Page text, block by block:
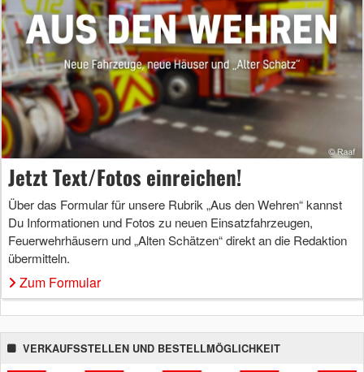
Jetzt Text/Fotos einreichen!
Über das Formular für unsere Rubrik „Aus den Wehren“ kannst
Du Informationen und Fotos zu neuen Einsatzfahrzeugen,
Feuerwehrhäusern und „Alten Schätzen“ direkt an die Redaktion
übermitteln.
Zum Formular
VERKAUFSSTELLEN UND BESTELLMÖGLICHKEIT